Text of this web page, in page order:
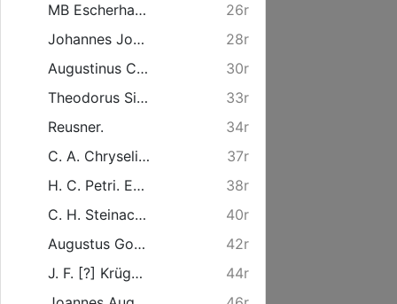
MB Escherhausen. Friso - Orientalis ...
26r
Johannes Joachimus Christophorus Doebbel. Magdeburgicus ...
28r
Augustinus Christianus Hartmann. Wolckwitzensis Pomeranus.
30r
Theodorus Siegfried Schultzen [Leserichtung: Bl. 33v-33r]
33r
Reusner.
34r
C. A. Chryselius. Thuringus [Leserichtung: Bl. 37v-37r]
37r
H. C. Petri. Ebelebia Thuringus.
38r
C. H. Steinacker.
40r
Augustus Gottlob Resch. Ilinburgensis.
42r
J. F. [?] Krüger. I. Palaeo - Marchicus.
44r